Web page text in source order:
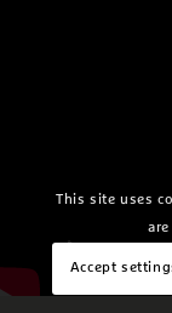
This site uses
Accept